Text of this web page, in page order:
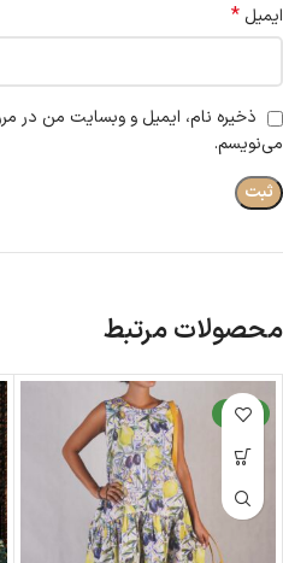
ایمیل *
ذخیره نام، ایمیل و وبسایت من در
می‌نویسم.
محصولات مرتبط
جدید